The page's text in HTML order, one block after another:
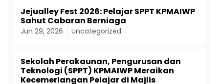
Jejualley Fest 2026: Pelajar SPPT KPMAIWP
Sahut Cabaran Berniaga
Jun 29, 2026 Uncategorized
Sekolah Perakaunan, Pengurusan dan
Teknologi (SPPT) KPMAIWP Meraikan
Kecemerlangan Pelajar di Majlis